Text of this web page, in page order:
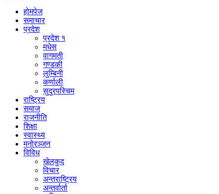
होमपेज
समाचार
प्रदेश
प्रदेश १
मधेस
वागमती
गण्डकी
लुम्बिनी
कर्णाली
सुदुरपस्चिम
राष्ट्रिय
समाज
राजनीति
शिक्षा
स्वास्थ्य
मनोरञ्जन
विविध
खेलकुद
विचार
अन्तराष्ट्रिय
अन्तर्वार्ता